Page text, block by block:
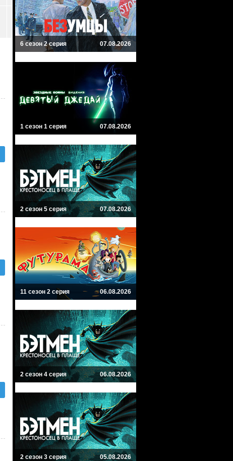
6 сезон 2 серия 07.08.2026
1 сезон 1 серия 07.08.2026
2 сезон 5 серия 07.08.2026
11 сезон 2 серия 06.08.2026
2 сезон 4 серия 06.08.2026
2 сезон 3 серия 05.08.2026